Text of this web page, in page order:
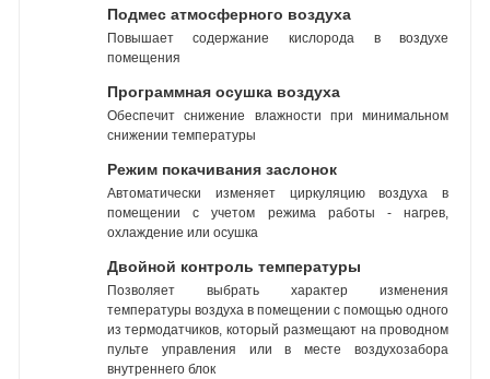
Подмес атмосферного воздуха
Повышает содержание кислорода в воздухе
помещения
Программная осушка воздуха
Обеспечит снижение влажности при минимальном
снижении температуры
Режим покачивания заслонок
Автоматически изменяет циркуляцию воздуха в
помещении с учетом режима работы - нагрев,
охлаждение или осушка
Двойной контроль температуры
Позволяет выбрать характер изменения
температуры воздуха в помещении с помощью одного
из термодатчиков, который размещают на проводном
пульте управления или в месте воздухозабора
внутреннего блок